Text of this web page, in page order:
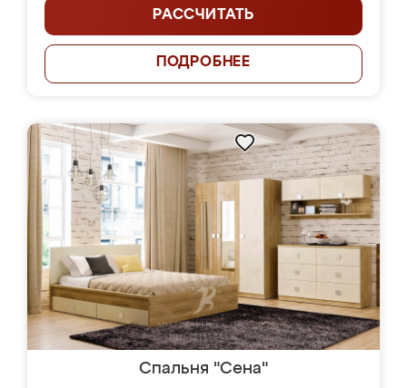
РАССЧИТАТЬ
ПОДРОБНЕЕ
Спальня "Сена"